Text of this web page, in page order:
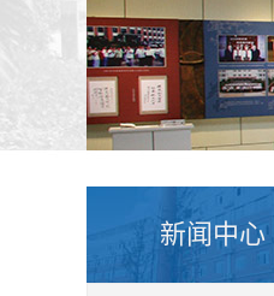
新闻中心